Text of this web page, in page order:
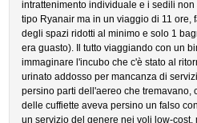
intrattenimento individuale e i sedili
tipo Ryanair ma in un viaggio di 11 ore,
degli spazi ridotti al minimo e solo 1
era guasto). Il tutto viaggiando con un
immaginare l'incubo che c'è stato al
urinato addosso per mancanza di
persino parti dell'aereo che tremavano,
delle cuffiette aveva persino un falso
un servizio del genere nei voli low-